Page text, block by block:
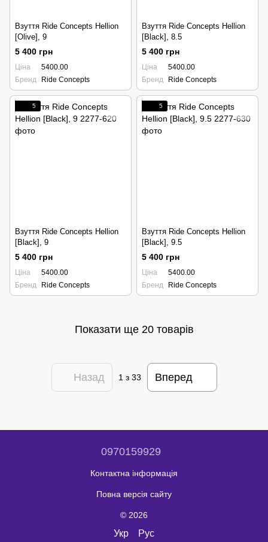
Взуття Ride Concepts Hellion
[Olive], 9
5 400 грн
Ціна
5400.00
Бренд
Ride Concepts
Взуття Ride Concepts Hellion
[Black], 8.5
5 400 грн
Ціна
5400.00
Бренд
Ride Concepts
5
Взуття Ride Concepts Hellion
[Black], 9
5 400 грн
Ціна
5400.00
Бренд
Ride Concepts
5
Взуття Ride Concepts Hellion
[Black], 9.5
5 400 грн
Ціна
5400.00
Бренд
Ride Concepts
Показати ще 20 товарів
Назад 1з 33 Вперед
0970159929
Контактна інформація
Повна версія сайту
© 2026
Укр Рус